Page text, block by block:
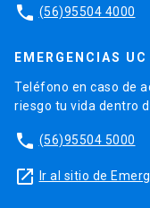
phone (56)95504 4000
EMERGENCIAS UC
Teléfono en caso de
riesgo tu vida dentro
phone (56)95504 5000
launch Ir al sitio de